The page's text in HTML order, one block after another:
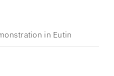
in Eutin